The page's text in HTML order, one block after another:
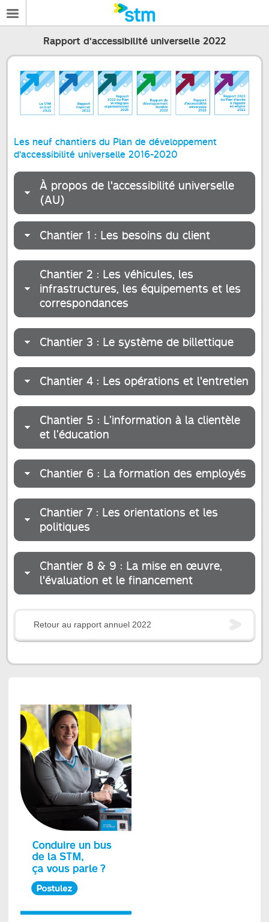
Rapport d'accessibilité universelle 2022
Les neuf chantiers du Plan de développement
d'accessibilité universelle 2016-2020
À propos de l'accessibilité universelle
(AU)
Chantier 1 : Les besoins du client
Chantier 2 : Les véhicules, les
infrastructures, les équipements et les
correspondances
Chantier 3 : Le système de billettique
Chantier 4 : Les opérations et l'entretien
Chantier 5 : L’information à la clientèle
et l’éducation
Chantier 6 : La formation des employés
Chantier 7 : Les orientations et les
politiques
Chantier 8 & 9 : La mise en œuvre,
l'évaluation et le financement
Retour au rapport annuel 2022